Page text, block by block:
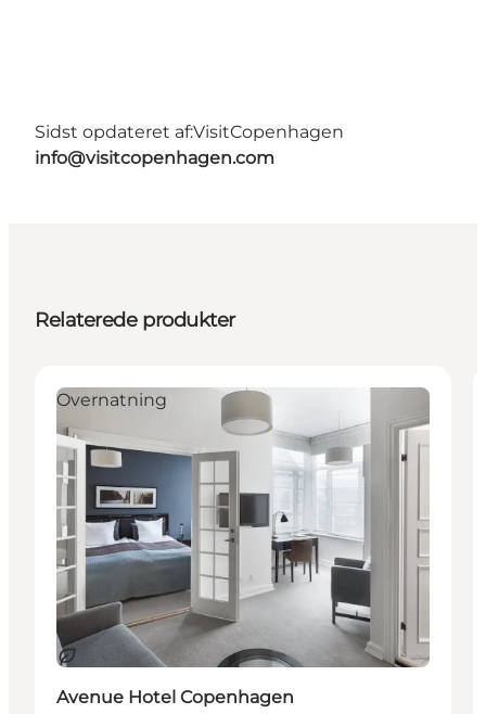
Sidst opdateret af:VisitCopenhagen
info@visitcopenhagen.com
Relaterede produkter
Bæredygtige oplevelser
Overnatning
Avenue Hotel Copenhagen